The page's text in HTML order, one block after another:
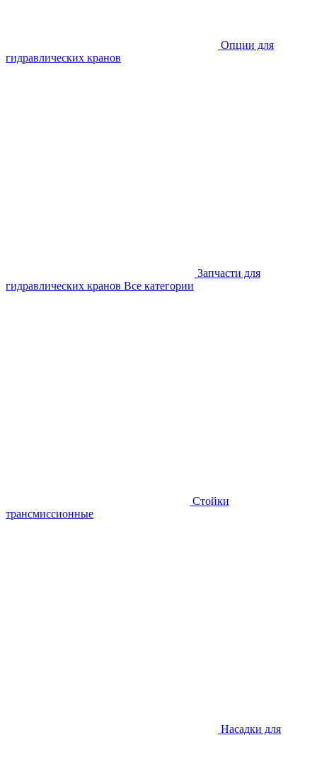
Опции для
гидравлических кранов
Запчасти для
гидравлических кранов Все категории
Стойки
трансмиссионные
Насадки для